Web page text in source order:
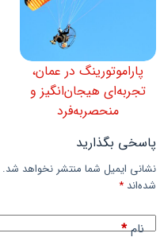
پاراموتورینگ در عمان،
تجربه‌ای هیجان‌انگیز و
منحصربه‌فرد
پاسخی بگذارید
نشانی ایمیل شما منتشر نخواهد شد.
شده‌اند *
نام*